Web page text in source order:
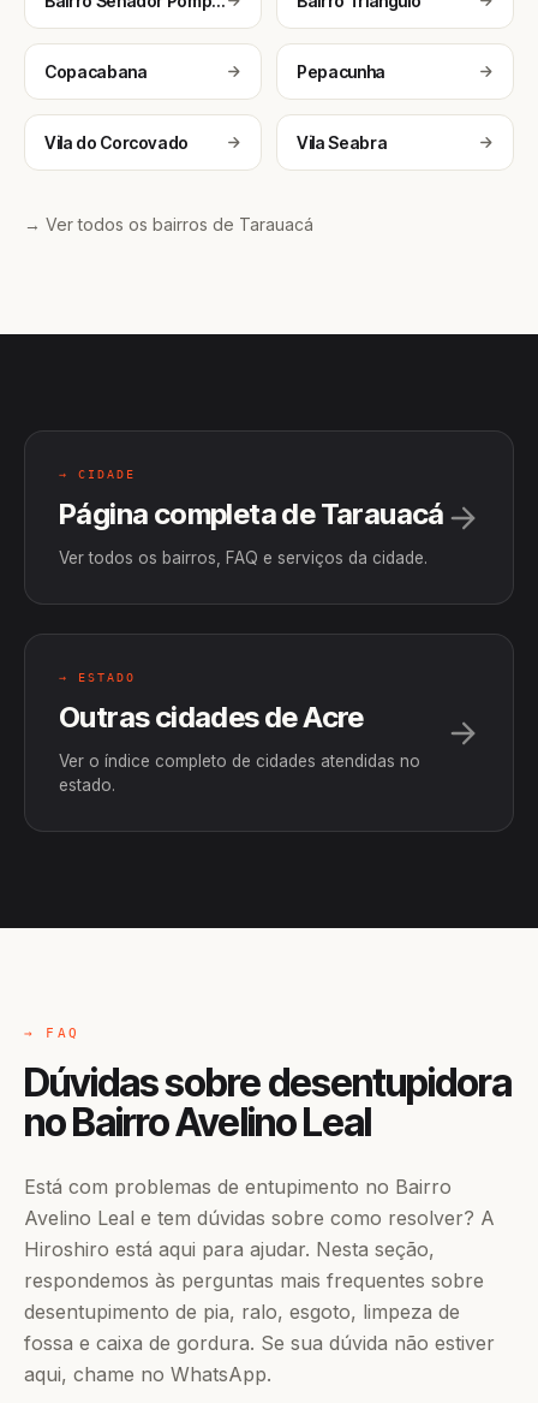
Copacabana Pepacunha
Vila do Corcovado Vila Seabra
→ Ver todos os bairros de Tarauacá
→ CIDADE
Página completa de Tarauacá
Ver todos os bairros, FAQ e serviços da cidade.
→ ESTADO
Outras cidades de Acre
Ver o índice completo de cidades atendidas no
estado.
→ FAQ
Dúvidas sobre desentupidora
no Bairro Avelino Leal
Está com problemas de entupimento no Bairro
Avelino Leal e tem dúvidas sobre como resolver? A
Hiroshiro está aqui para ajudar. Nesta seção,
respondemos às perguntas mais frequentes sobre
desentupimento de pia, ralo, esgoto, limpeza de
fossa e caixa de gordura. Se sua dúvida não estiver
aqui, chame no WhatsApp.